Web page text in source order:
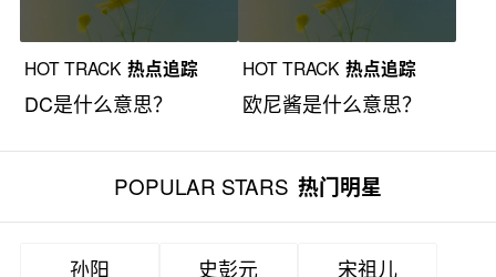
HOT TRACK 热点追踪
DC是什么意思？
HOT TRACK 热点追踪
欧尼酱是什么意思？
POPULAR STARS 热门明星
孙阳 史彭元
宋祖儿